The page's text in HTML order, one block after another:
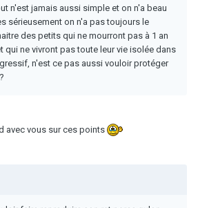
n'est jamais aussi simple et on n'a beau
sérieusement on n'a pas toujours le
des petits qui ne mourront pas à 1 an
qui ne vivront pas toute leur vie isolée dans
n'est ce pas aussi vouloir protéger
avec vous sur ces points